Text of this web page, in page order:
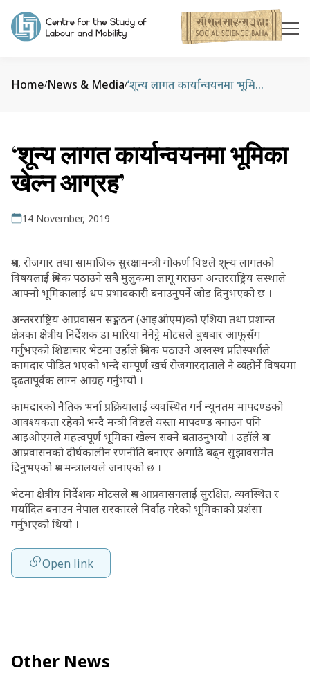
Home/News & Media/ ‘शून्य लागत कार्यान्वयनमा भूमिका खेल्न आग्रह’
‘शून्य लागत कार्यान्वयनमा भूमिका
खेल्न आग्रह’
14 November, 2019
श्रम, रोजगार तथा सामाजिक सुरक्षामन्त्री गोकर्ण विष्टले शून्य लागतको
विषयलाई श्रमिक पठाउने सबै मुलुकमा लागू गराउन अन्तरराष्ट्रिय संस्थाले
आफ्नो भूमिकालाई थप प्रभावकारी बनाउनुपर्ने जोड दिनुभएको छ ।
अन्तरराष्ट्रिय आप्रवासन सङ्गठन (आइओएम)को एशिया तथा प्रशान्त
क्षेत्रका क्षेत्रीय निर्देशक डा मारिया नेनेट्टे मोटसले बुधबार आफूसँग
गर्नुभएको शिष्टाचार भेटमा उहाँले श्रमिक पठाउने अस्वस्थ प्रतिस्पर्धाले
कामदार पीडित भएको भन्दै सम्पूर्ण खर्च रोजगारदाताले नै व्यहोर्ने विषयमा
दृढतापूर्वक लाग्न आग्रह गर्नुभयो ।
कामदारको नैतिक भर्ना प्रक्रियालाई व्यवस्थित गर्न न्यूनतम मापदण्डको
आवश्यकता रहेको भन्दै मन्त्री विष्टले यस्ता मापदण्ड बनाउन पनि
आइओएमले महत्वपूर्ण भूमिका खेल्न सक्ने बताउनुभयो । उहाँले श्रम
आप्रवासनको दीर्घकालीन रणनीति बनाएर अगाडि बढ्न सुझावसमेत
दिनुभएको श्रम मन्त्रालयले जनाएको छ ।
भेटमा क्षेत्रीय निर्देशक मोटसले श्रम आप्रवासनलाई सुरक्षित, व्यवस्थित र
मर्यादित बनाउन नेपाल सरकारले निर्वाह गरेको भूमिकाको प्रशंसा
गर्नुभएको थियो ।
Open link
Other News